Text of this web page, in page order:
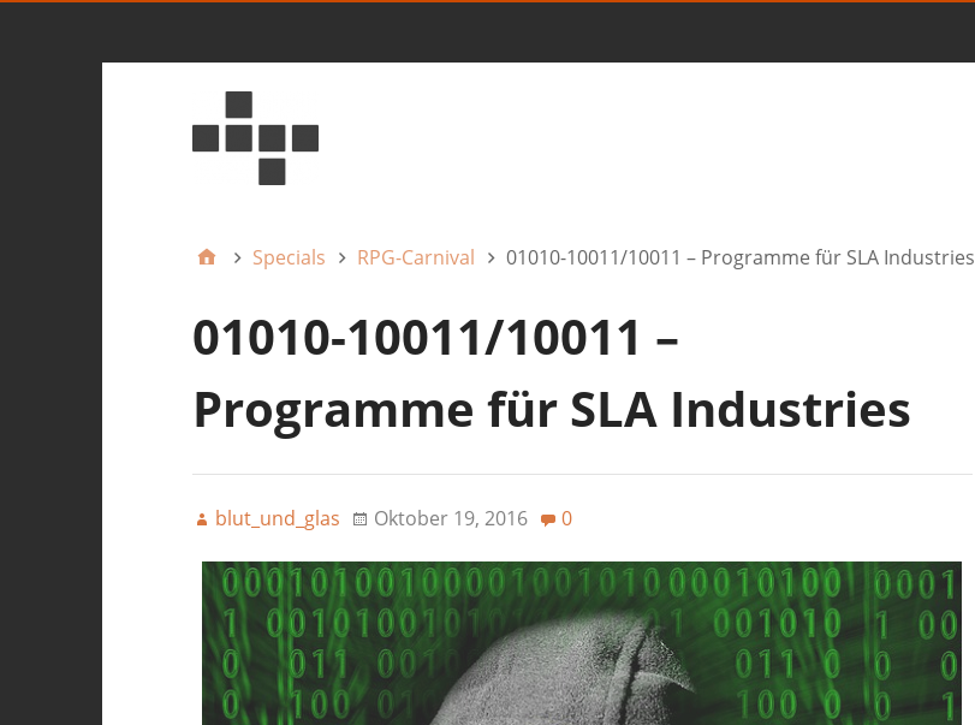
Specials RPG-Carnival 01010-10011/10011 – Programme für SLA Industries
01010-10011/10011 –
Programme für SLA Industries
blut_und_glas Oktober 19, 2016 0